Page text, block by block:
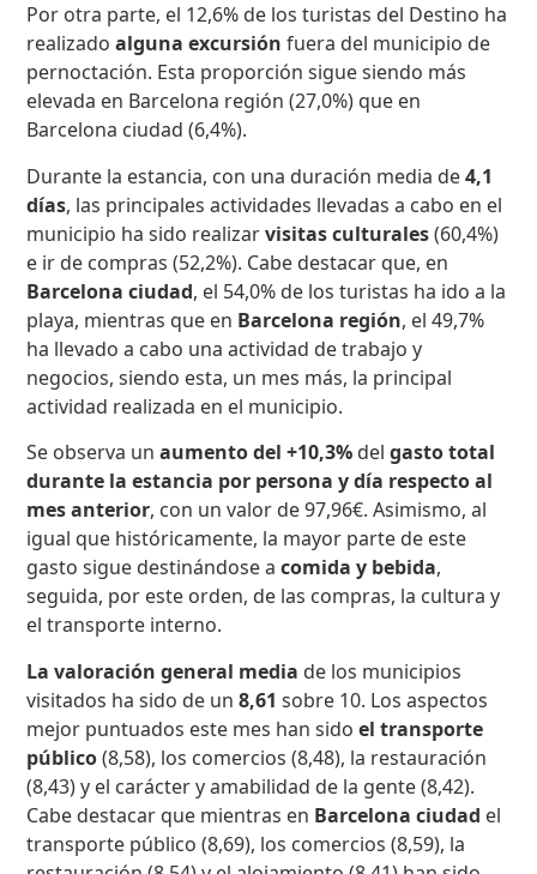
Por otra parte, el 12,6% de los turistas del Destino ha
realizadoalguna excursión fuera del municipio de
pernoctación. Esta proporción sigue siendo más
elevada en Barcelona región (27,0%) que en
Barcelona ciudad (6,4%).
Durante la estancia, con una duración media de4,1
días, las principales actividades llevadas a cabo en el
municipio ha sido realizarvisitas culturales(60,4%)
e ir de compras (52,2%). Cabe destacar que, en
Barcelona ciudad, el 54,0% de los turistas ha ido a la
playa, mientras que en Barcelona región, el 49,7%
ha llevado a cabo una actividad de trabajo y
negocios, siendo esta, un mes más, la principal
actividad realizada en el municipio.
Se observa unaumento del +10,3% delgasto total
durante la estancia por persona y día respecto al
mes anterior, con un valor de 97,96€. Asimismo, al
igual que históricamente, la mayor parte de este
gasto sigue destinándose acomida y bebida,
seguida, por este orden, de las compras, la cultura y
el transporte interno.
La valoración general media de los municipios
visitados ha sido de un8,61 sobre 10. Los aspectos
mejor puntuados este mes han sidoel transporte
público(8,58), los comercios (8,48), la restauración
(8,43) y el carácter y amabilidad de la gente (8,42).
Cabe destacar que mientras en Barcelona ciudad el
transporte público (8,69), los comercios (8,59), la